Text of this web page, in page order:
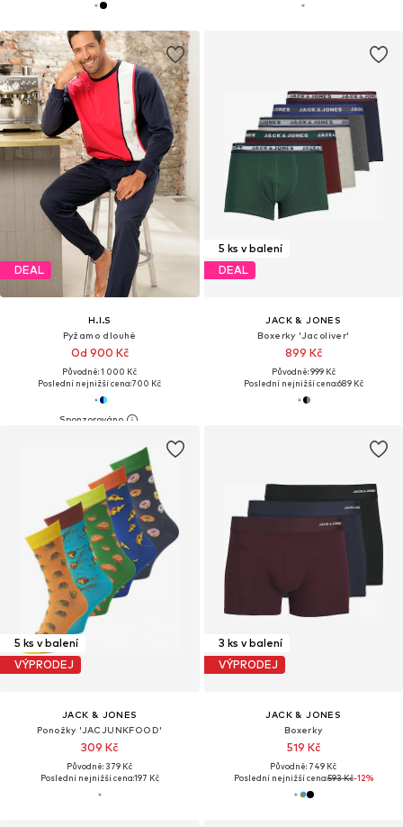
DEAL
H.I.S
Pyžamo dlouhé
Od 900 Kč
Původně: 1 000 Kč
Poslední nejnižší cena:700 Kč
5 ks v balení
DEAL
JACK & JONES
Boxerky 'Jacoliver'
899 Kč
Původně: 999 Kč
Poslední nejnižší cena:689 Kč
5 ks v balení
VÝPRODEJ
JACK & JONES
Ponožky 'JACJUNKFOOD'
309 Kč
Původně: 379 Kč
Poslední nejnižší cena:197 Kč
3 ks v balení
VÝPRODEJ
JACK & JONES
Boxerky
519 Kč
Původně: 749 Kč
Poslední nejnižší cena:593 Kč-12%